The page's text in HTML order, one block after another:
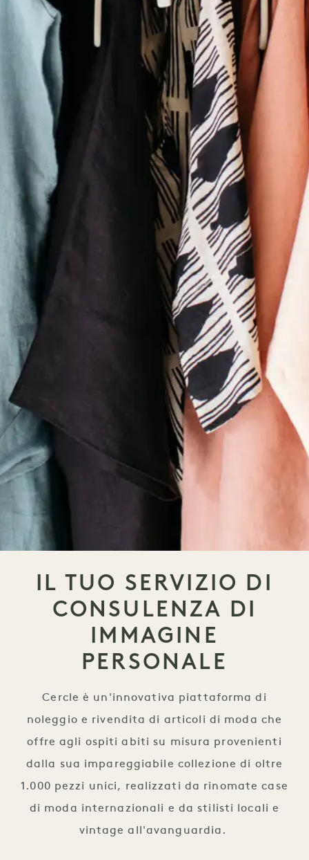
IL TUO SERVIZIO DI
CONSULENZA DI
IMMAGINE
PERSONALE
Cercle è un'innovativa piattaforma di
noleggio e rivendita di articoli di moda che
offre agli ospiti abiti su misura provenienti
dalla sua impareggiabile collezione di oltre
1.000 pezzi unici, realizzati da rinomate case
di moda internazionali e da stilisti locali e
vintage all'avanguardia.